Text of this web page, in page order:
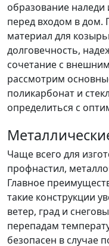
образование наледи
перед входом в
материал для
долговечность,
сочетание с
рассмотрим
поликарбонат и
определиться с
Чаще всего для
профнастил,
Главное
такие конструкции
ветер, град и
перепадам
безопасен в случае